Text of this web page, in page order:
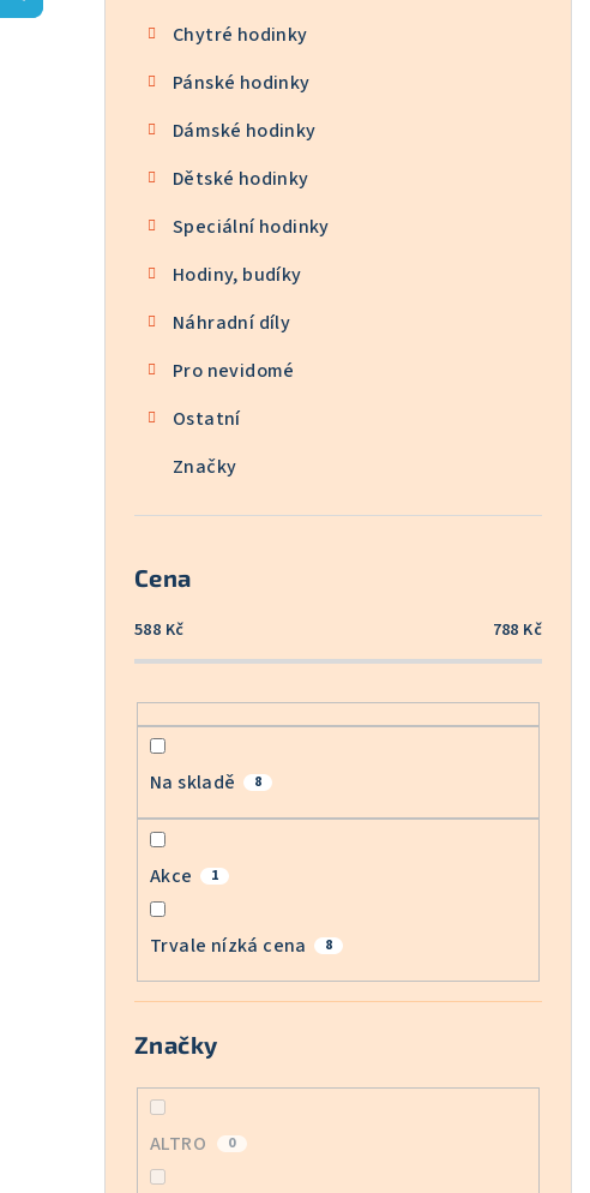
Chytré hodinky
Pánské hodinky
Dámské hodinky
Dětské hodinky
Speciální hodinky
Hodiny, budíky
Náhradní díly
Pro nevidomé
Ostatní
Značky
Cena
588 Kč 788 Kč
Na skladě 8
Akce 1
Trvale nízká cena 8
Značky
ALTRO 0